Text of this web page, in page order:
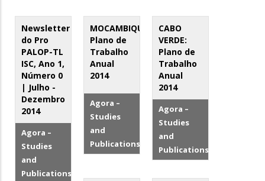
Newsletter
do Pro
PALOP-TL
ISC, Ano 1,
Número 0
| Julho -
Dezembro
2014
Agora –
Studies
and
Publications
MOCAMBIQUE:
Plano de
Trabalho
Anual
2014
Agora –
Studies
and
Publications
CABO
VERDE:
Plano de
Trabalho
Anual
2014
Agora –
Studies
and
Publications